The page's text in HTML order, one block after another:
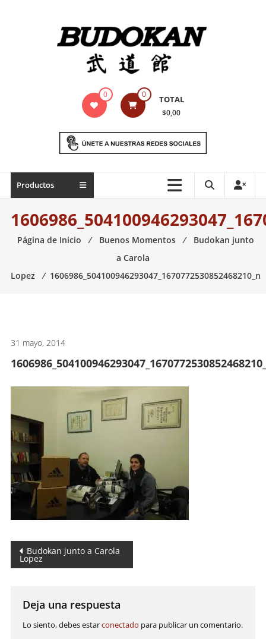
Indumentaria
marciales
Todo
necesario
para
de
artes
0 0 TOTAL
$0,00
Productos
Página de Inicio ⁄ Buenos Momentos ⁄
Budokan junto
a Carola
Lopez
⁄ 1606986_504100946293047_1670772530852468210_n
31 mayo, 2014
Navegación
de
entradas
Budokan junto a Carola
Lopez
Deja una respuesta
Lo siento, debes estarconectado para publicar un comentario.